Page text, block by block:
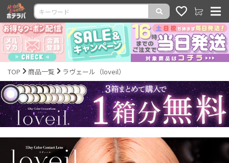
TOP 商品一覧 ラヴェール（loveil）